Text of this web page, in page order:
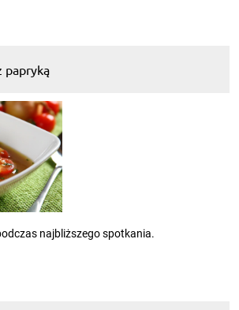
papryką
najbliższego spotkania.